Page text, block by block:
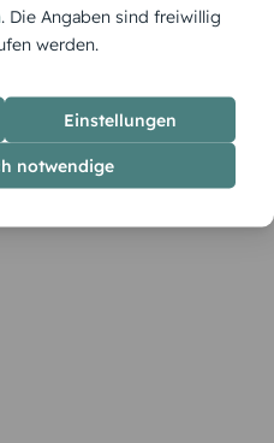
. Die Angaben sind freiwillig
werden.
Einstellungen
notwendige